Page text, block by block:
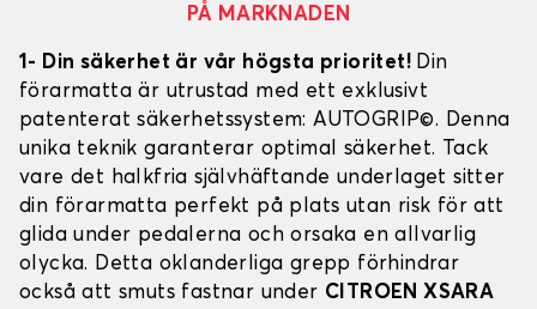
PÅ MARKNADEN
1- Din säkerhet är vår högsta prioritet! Din
förarmatta är utrustad med ett exklusivt
patenterat säkerhetssystem: AUTOGRIP©. Denna
unika teknik garanterar optimal säkerhet. Tack
vare det halkfria självhäftande underlaget sitter
din förarmatta perfekt på plats utan risk för att
glida under pedalerna och orsaka en allvarlig
olycka. Detta oklanderliga grepp förhindrar
också att smuts fastnar under CITROEN XSARA